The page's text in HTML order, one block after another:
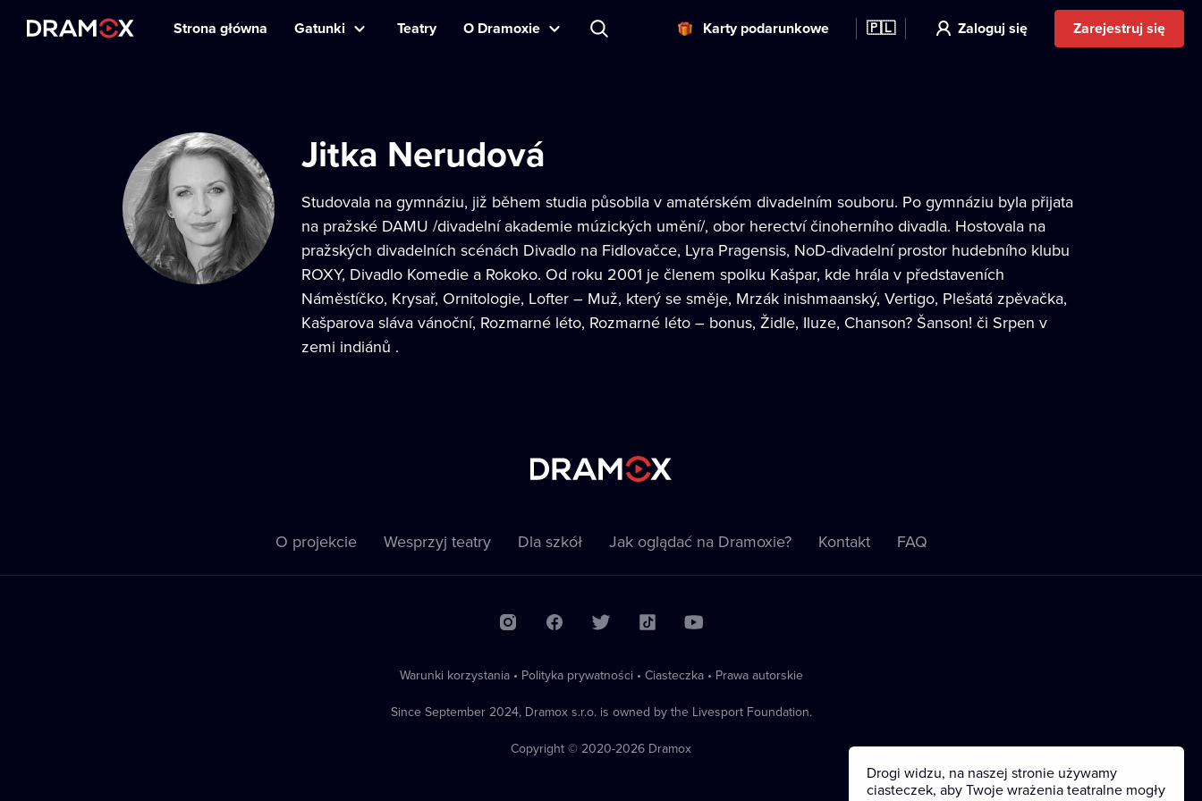
Strona główna Gatunki Teatry O Dramoxie Karty podarunkowe 🇵🇱 Zaloguj się Zarejestruj się
Jitka Nerudová
Studovala na gymnáziu, již během studia působila v amatérském divadelním souboru. Po gymnáziu byla přijata
na pražské DAMU /divadelní akademie múzických umění/, obor herectví činoherního divadla. Hostovala na
pražských divadelních scénách Divadlo na Fidlovačce, Lyra Pragensis, NoD-divadelní prostor hudebního klubu
ROXY, Divadlo Komedie a Rokoko. Od roku 2001 je členem spolku Kašpar, kde hrála v představeních
Náměstíčko, Krysař, Ornitologie, Lofter – Muž, který se směje, Mrzák inishmaanský, Vertigo, Plešatá zpěvačka,
Kašparova sláva vánoční, Rozmarné léto, Rozmarné léto – bonus, Židle, Iluze, Chanson? Šanson! či Srpen v
zemi indiánů .
O projekcie Wesprzyj teatry Dla szkół Jak oglądać na Dramoxie? Kontakt FAQ
Warunki korzystania • Polityka prywatności • Ciasteczka• Prawa autorskie
Since September 2024, Dramox s.r.o. is owned by the Livesport Foundation.
Copyright © 2020-2026 Dramox
Drogi widzu, na naszej stronie używamy
ciasteczek, aby Twoje wrażenia teatralne mogły